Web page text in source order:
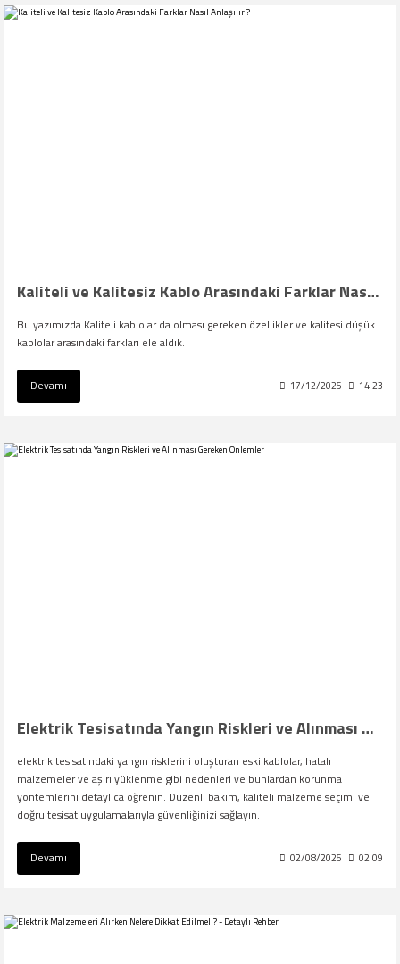
Kaliteli ve Kalitesiz Kablo Arasındaki Farklar Nasıl Anlaşılır ?
Bu yazımızda Kaliteli kablolar da olması gereken özellikler ve kalitesi düşük
kablolar arasındaki farkları ele aldık.
Devamı 17/12/2025 14:23
Elektrik Tesisatında Yangın Riskleri ve Alınması Gereken Önlemler
elektrik tesisatındaki yangın risklerini oluşturan eski kablolar, hatalı
malzemeler ve aşırı yüklenme gibi nedenleri ve bunlardan korunma
yöntemlerini detaylıca öğrenin. Düzenli bakım, kaliteli malzeme seçimi ve
doğru tesisat uygulamalarıyla güvenliğinizi sağlayın.
Devamı 02/08/2025 02:09